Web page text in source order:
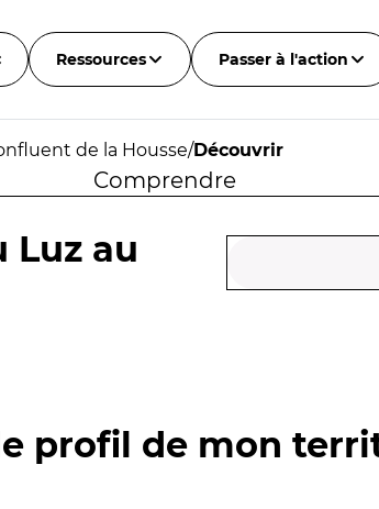
Ressources Passer à l'action
de la Housse/Découvrir
Comprendre
Luz au
profil de mon